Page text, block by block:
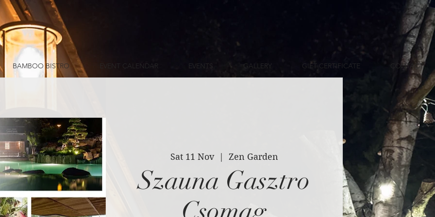
BAMBOO BISTRO EVENT CALENDAR EVENTS GALLERY GIFT CERTIFICATE CONTACT
Sat 11 Nov
  |
Zen Garden
Szauna Gasztro